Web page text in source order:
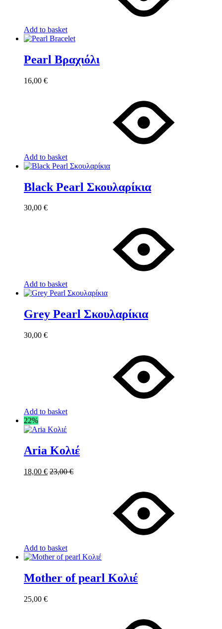
Add to basket
Pearl Βραχιόλι
16,00 €
Add to basket
Black Pearl Σκουλαρίκια
30,00 €
Add to basket
Grey Pearl Σκουλαρίκια
30,00 €
Add to basket
22%
Aria Κολιέ
18,00 € 23,00€
Add to basket
Mother of pearl Κολιέ
25,00 €